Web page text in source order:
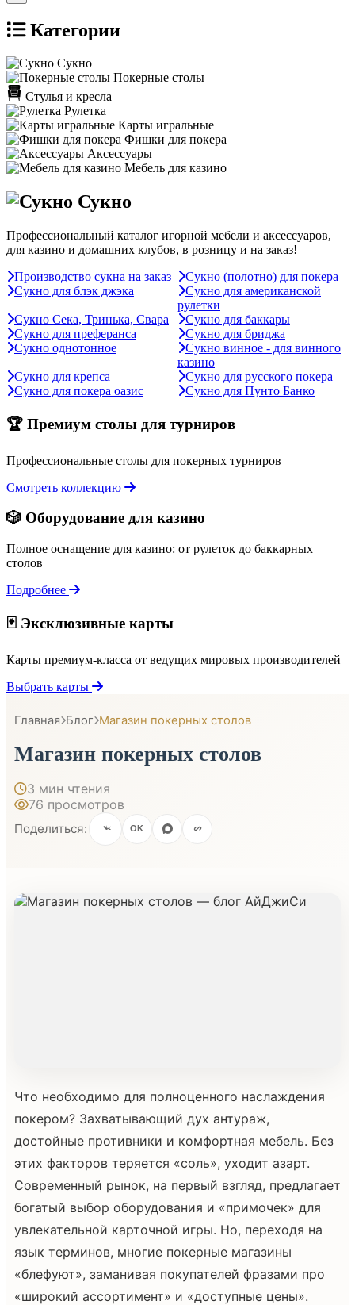
Категории
Сукно
Покерные столы
Стулья и кресла
Рулетка
Карты игральные
Фишки для покера
Аксессуары
Мебель для казино
Сукно
Профессиональный каталог игорной мебели и аксессуаров,
для казино и домашних клубов, в розницу и на заказ!
Производство сукна на заказ
Сукно (полотно) для покера
Сукно для блэк джэка
Сукно для американской
рулетки
Сукно Сека, Тринька, Свара
Сукно для баккары
Сукно для преферанса
Сукно для бриджа
Сукно однотонное
Сукно винное - для винного
казино
Сукно для крепса
Сукно для русского покера
Сукно для покера оазис
Сукно для Пунто Банко
🏆 Премиум столы для турниров
Профессиональные столы для покерных турниров
Смотреть коллекцию
🎲 Оборудование для казино
Полное оснащение для казино: от рулеток до баккарных
столов
Подробнее
🃏 Эксклюзивные карты
Карты премиум-класса от ведущих мировых производителей
Выбрать карты
Главная Блог Магазин покерных столов
Магазин покерных столов
3 мин чтения
76 просмотров
Поделиться: OK
Что необходимо для полноценного наслаждения
покером? Захватывающий дух антураж,
достойные противники и комфортная мебель. Без
этих факторов теряется «соль», уходит азарт.
Современный рынок, на первый взгляд, предлагает
богатый выбор оборудования и «примочек» для
увлекательной карточной игры. Но, переходя на
язык терминов, многие покерные магазины
«блефуют», заманивая покупателей фразами про
«широкий ассортимент» и «доступные цены».